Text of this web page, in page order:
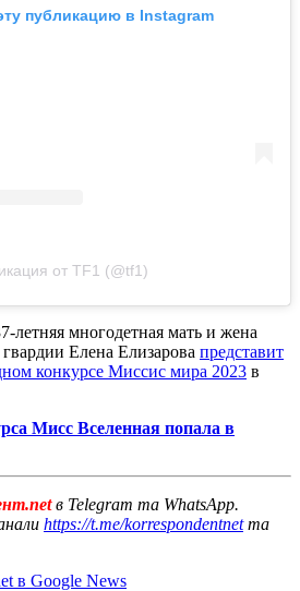
публикацию в Instagram
от TF1 (@tf1)
летняя многодетная мать и жена
Елена Елизарова представит
конкурсе Миссис мира 2023 в
Мисс Вселенная попала в
в Telegram та WhatsApp.
https://t.me/korrespondentnetта
в Google News